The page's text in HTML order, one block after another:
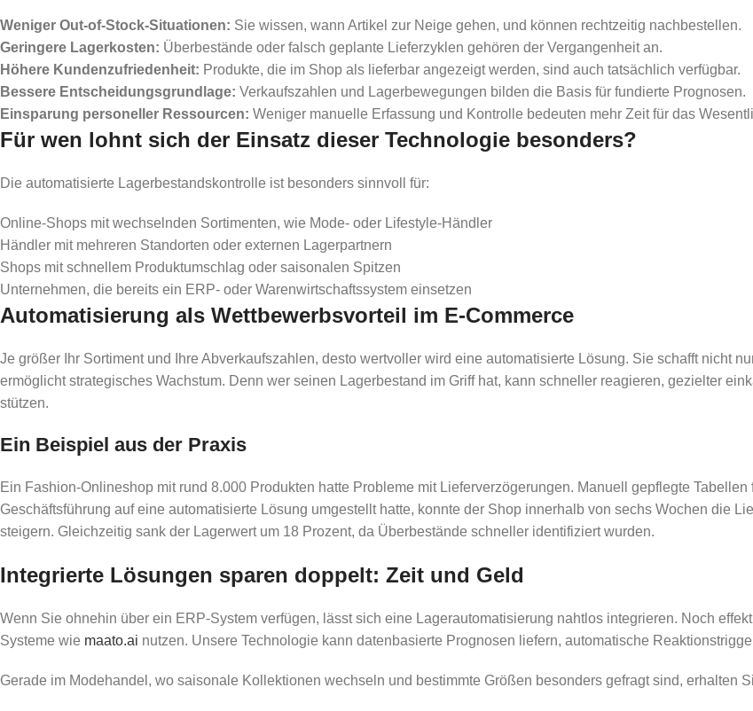
Weniger Out-of-Stock-Situationen: Sie wissen, wann Artikel zur Neige gehen, und können rechtzeitig nachbestellen.
Geringere Lagerkosten: Überbestände oder falsch geplante Lieferzyklen gehören der Vergangenheit an.
Höhere Kundenzufriedenheit: Produkte, die im Shop als lieferbar angezeigt werden, sind auch tatsächlich verfügbar.
Bessere Entscheidungsgrundlage: Verkaufszahlen und Lagerbewegungen bilden die Basis für fundierte Prognosen.
Einsparung personeller Ressourcen: Weniger manuelle Erfassung und Kontrolle bedeuten mehr Zeit für das
Für wen lohnt sich der Einsatz dieser Technologie besonders?
Die automatisierte Lagerbestandskontrolle ist besonders sinnvoll für:
Online-Shops mit wechselnden Sortimenten, wie Mode- oder Lifestyle-Händler
Händler mit mehreren Standorten oder externen Lagerpartnern
Shops mit schnellem Produktumschlag oder saisonalen Spitzen
Unternehmen, die bereits ein ERP- oder Warenwirtschaftssystem einsetzen
Automatisierung als Wettbewerbsvorteil im E-Commerce
Je größer Ihr Sortiment und Ihre Abverkaufszahlen, desto wertvoller wird eine automatisierte Lösung. Sie schafft nicht
ermöglicht strategisches Wachstum. Denn wer seinen Lagerbestand im Griff hat, kann schneller reagieren, gezielter
stützen.
Ein Beispiel aus der Praxis
Ein Fashion-Onlineshop mit rund 8.000 Produkten hatte Probleme mit Lieferverzögerungen. Manuell gepflegte
Geschäftsführung auf eine automatisierte Lösung umgestellt hatte, konnte der Shop innerhalb von sechs Wochen die
steigern. Gleichzeitig sank der Lagerwert um 18 Prozent, da Überbestände schneller identifiziert wurden.
Integrierte Lösungen sparen doppelt: Zeit und Geld
Wenn Sie ohnehin über ein ERP-System verfügen, lässt sich eine Lagerautomatisierung nahtlos integrieren. Noch
Systeme wie maato.ai nutzen. Unsere Technologie kann datenbasierte Prognosen liefern, automatische
Gerade im Modehandel, wo saisonale Kollektionen wechseln und bestimmte Größen besonders gefragt sind, erhalten